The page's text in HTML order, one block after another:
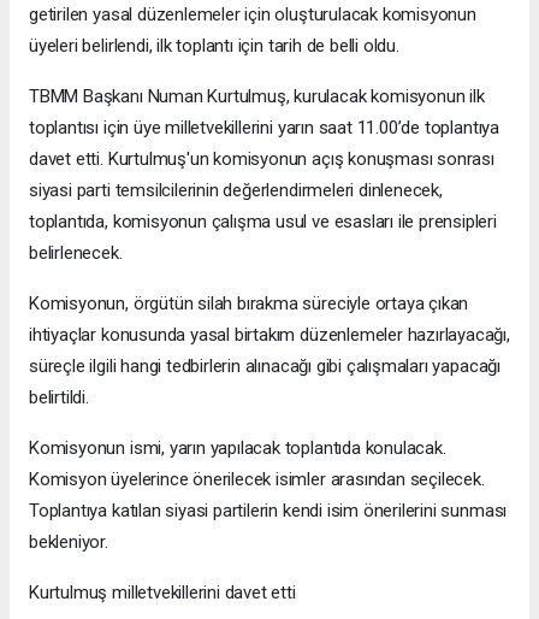
getirilen yasal düzenlemeler için oluşturulacak komisyonun
üyeleri belirlendi, ilk toplantı için tarih de belli oldu.
TBMM Başkanı Numan Kurtulmuş, kurulacak komisyonun ilk
toplantısı için üye milletvekillerini yarın saat 11.00’de toplantıya
davet etti. Kurtulmuş'un komisyonun açış konuşması sonrası
siyasi parti temsilcilerinin değerlendirmeleri dinlenecek,
toplantıda, komisyonun çalışma usul ve esasları ile prensipleri
belirlenecek.
Komisyonun, örgütün silah bırakma süreciyle ortaya çıkan
ihtiyaçlar konusunda yasal birtakım düzenlemeler hazırlayacağı,
süreçle ilgili hangi tedbirlerin alınacağı gibi çalışmaları yapacağı
belirtildi.
Komisyonun ismi, yarın yapılacak toplantıda konulacak.
Komisyon üyelerince önerilecek isimler arasından seçilecek.
Toplantıya katılan siyasi partilerin kendi isim önerilerini sunması
bekleniyor.
Kurtulmuş milletvekillerini davet etti